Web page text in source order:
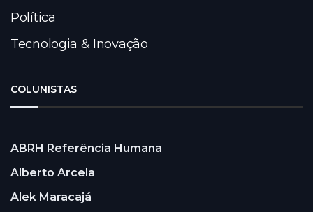
Política
Tecnologia & Inovação
COLUNISTAS
ABRH Referência Humana
Alberto Arcela
Alek Maracajá